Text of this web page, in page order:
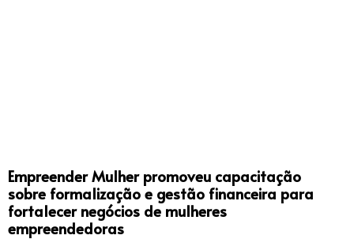
Empreender Mulher promoveu capacitação
sobre formalização e gestão financeira para
fortalecer negócios de mulheres
empreendedoras